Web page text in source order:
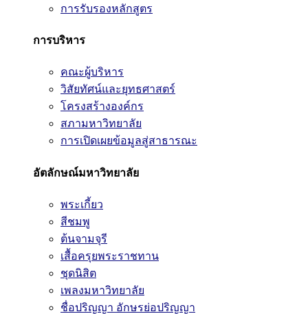
การรับรองหลักสูตร
การบริหาร
คณะผู้บริหาร
วิสัยทัศน์และยุทธศาสตร์
โครงสร้างองค์กร
สภามหาวิทยาลัย
การเปิดเผยข้อมูลสู่สาธารณะ
อัตลักษณ์มหาวิทยาลัย
พระเกี้ยว
สีชมพู
ต้นจามจุรี
เสื้อครุยพระราชทาน
ชุดนิสิต
เพลงมหาวิทยาลัย
ชื่อปริญญา อักษรย่อปริญญา